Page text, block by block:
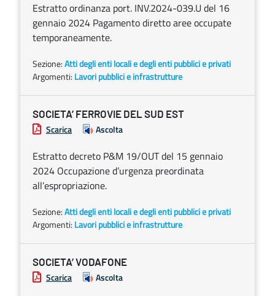
Estratto ordinanza port. INV.2024-039.U del 16
gennaio 2024 Pagamento diretto aree occupate
temporaneamente.
Sezione:Atti degli enti locali e degli enti pubblici e privati
Argomenti: Lavori pubblici e infrastrutture
SOCIETA’ FERROVIE DEL SUD EST
Scarica Ascolta
Estratto decreto P&M 19/OUT del 15 gennaio
2024 Occupazione d’urgenza preordinata
all’espropriazione.
Sezione:Atti degli enti locali e degli enti pubblici e privati
Argomenti: Lavori pubblici e infrastrutture
SOCIETA’ VODAFONE
Scarica Ascolta